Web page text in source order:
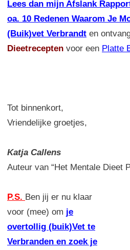
Lees dan mijn Afslank
oa. 10 Redenen Waarom Je
(Buik)vet Verbrandt en
Dieetrecepten voor een Platte
Tot binnenkort,
Vriendelijke groetjes,
Katja Callens
Auteur van “Het Mentale Dieet
P.S. Ben jij er nu klaar
voor (mee) om je
overtollig (buik)Vet te
Verbranden en zoek je